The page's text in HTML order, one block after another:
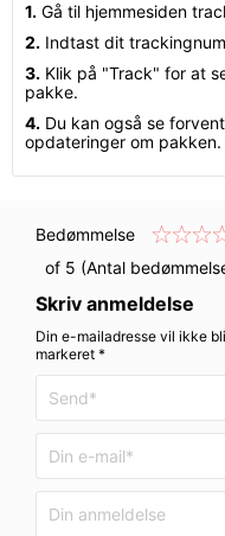
1. Gå til hjemmesiden
2. Indtast dit
3. Klik på "Track" for at
pakke.
4. Du kan også se
opdateringer om pakken.
Bedømmelse
of 5 (Antal
Skriv anmeldelse
Din e-mailadresse vil ikke
markeret *